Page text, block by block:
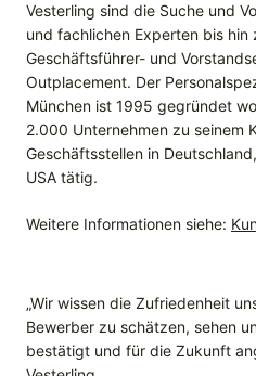
Vesterling sind die Suche und
und fachlichen Experten bis hin
Geschäftsführer- und
Outplacement. Der
München ist 1995 gegründet
2.000 Unternehmen zu seinem
Geschäftsstellen in
USA tätig.
Weitere Informationen siehe:
„Wir wissen die Zufriedenheit
Bewerber zu schätzen, sehen
bestätigt und für die Zukunft